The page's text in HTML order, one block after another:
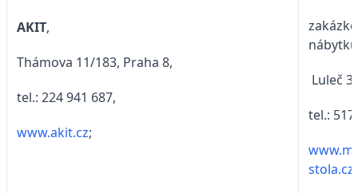
AKIT,
Thámova 11/183, Praha 8,
tel.: 224 941 687,
www.akit.cz;
Luleč
tel.: 517
stola.cz;